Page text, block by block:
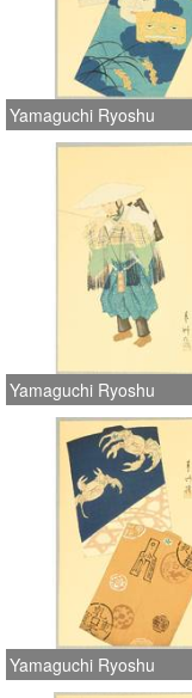
Yamaguchi Ryoshu
Yamaguchi Ryoshu
Yamaguchi Ryoshu